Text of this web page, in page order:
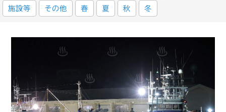
施設等 その他 春 夏 秋 冬